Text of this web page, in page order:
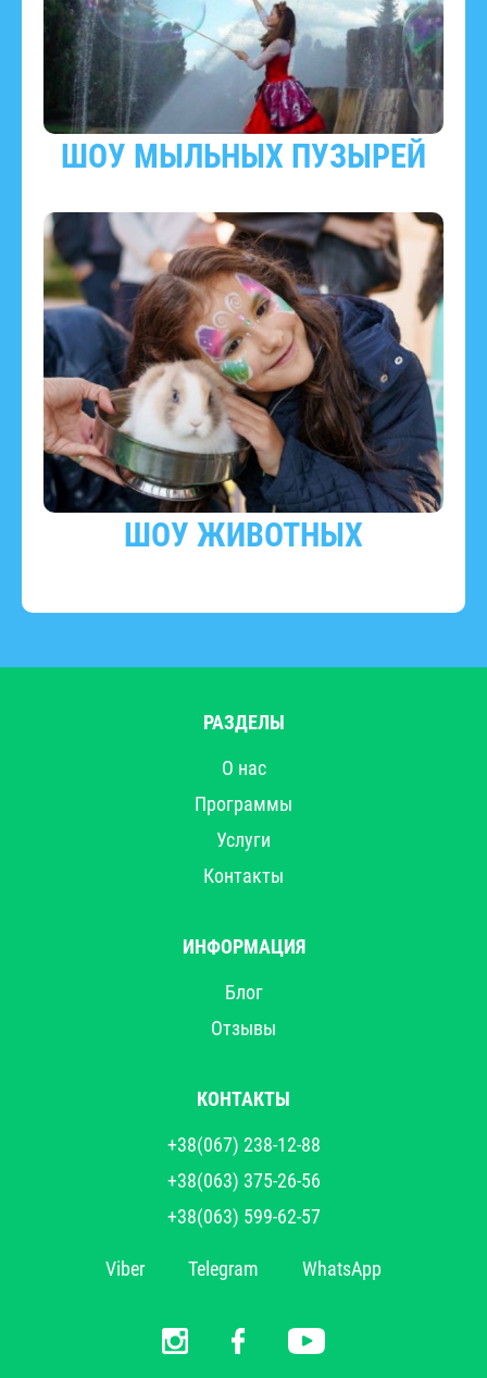
ШОУ МЫЛЬНЫХ ПУЗЫРЕЙ
ШОУ ЖИВОТНЫХ
РАЗДЕЛЫ
О нас
Программы
Услуги
Контакты
ИНФОРМАЦИЯ
Блог
Отзывы
КОНТАКТЫ
+38(067) 238-12-88
+38(063) 375-26-56
+38(063) 599-62-57
Viber Telegram WhatsApp